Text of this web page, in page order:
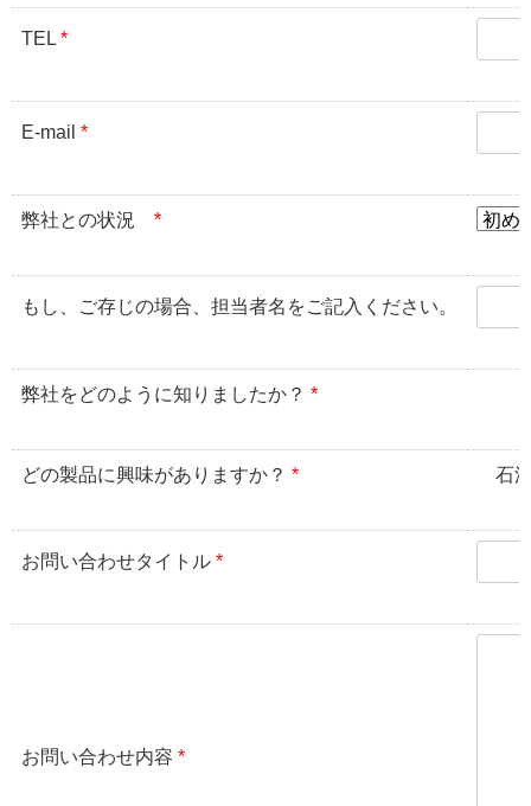
TEL *
E-mail *
弊社との状況 *
もし、ご存じの場合、担当者名をご記入ください。
弊社をどのように知りましたか？ *
どの製品に興味がありますか？ * 石
お問い合わせタイトル *
お問い合わせ内容 *